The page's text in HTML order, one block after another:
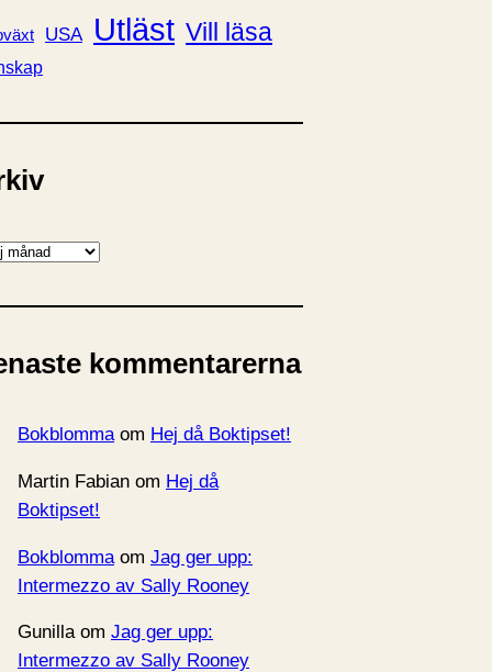
USA Utläst Vill läsa
kommentarerna
Bokblommaom Hej då Boktipset!
Martin Fabian om Hej då
Boktipset!
Bokblomma om Jag ger upp:
Intermezzo av Sally Rooney
Gunillaom Jag ger upp:
Intermezzo av Sally Rooney